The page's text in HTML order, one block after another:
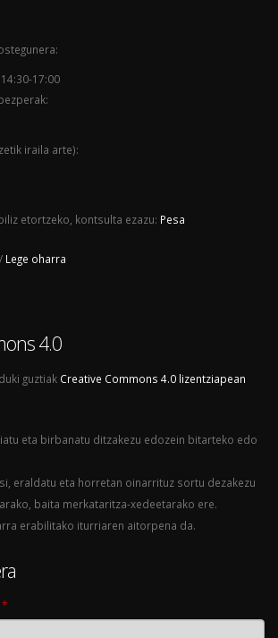
17:00
iraila arte):
etortzeko, kontsulta ezazu: Pesa
/ Lege oharra
4.0
guztiak Creative Commons 4.0 lizentziapean
eta birbanatu ditzakezu edozein bitarteko edo
eraldatu eta horretan oinarrituz sortu dezakezu
baita merkataritza-xedeetarako ere.
erabilitako iturriaren aitorpena da.
*